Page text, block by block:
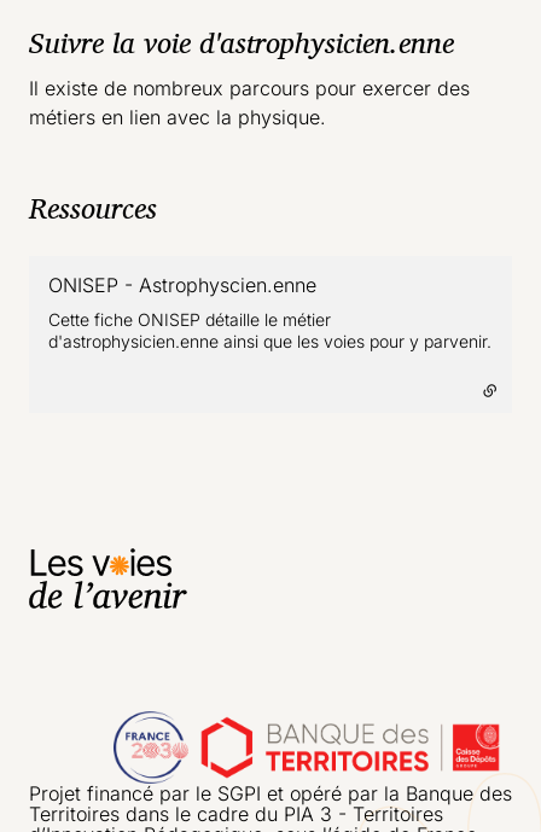
Suivre la voie d'astrophysicien.enne
Il existe de nombreux parcours pour exercer des
métiers en lien avec la physique.
Ressources
ONISEP - Astrophyscien.enne
Cette fiche ONISEP détaille le métier
d'astrophysicien.enne ainsi que les voies pour y parvenir.
Projet financé par le SGPI et opéré par la Banque des
Territoires dans le cadre du PIA 3 - Territoires